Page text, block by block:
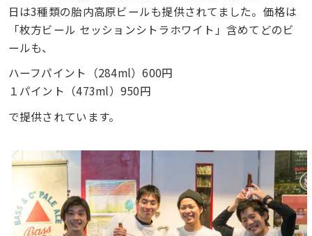
日は3種類の胎内高原ビールも提供されてました。価格は
「枚方ビール セッションシトラホワイト」含めてどのビ
ールも、
ハーフパイント（284ml）600円
１パイント（473ml）950円
で提供されています。